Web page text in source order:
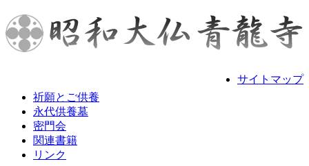
サイトマップ
祈願とご供養
永代供養墓
密門会
関連書籍
リンク